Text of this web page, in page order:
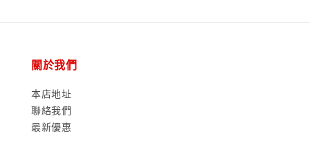
關於我們
本店地址
聯絡我們
最新優惠